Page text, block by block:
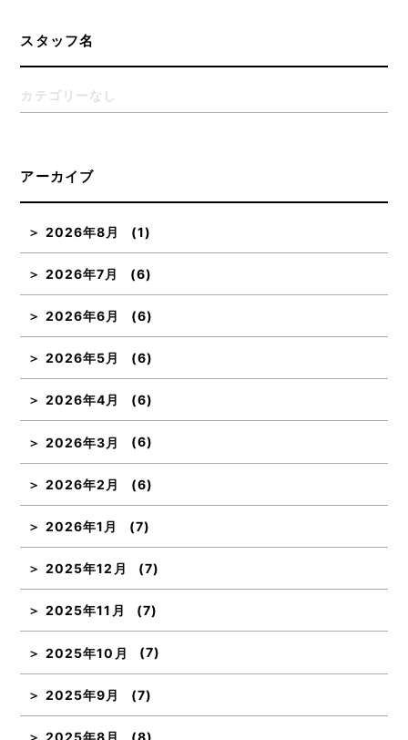
スタッフ名
カテゴリーなし
アーカイブ
2026年8月 (1)
2026年7月 (6)
2026年6月 (6)
2026年5月 (6)
2026年4月 (6)
2026年3月 (6)
2026年2月 (6)
2026年1月 (7)
2025年12月 (7)
2025年11月 (7)
2025年10月 (7)
2025年9月 (7)
2025年8月 (8)